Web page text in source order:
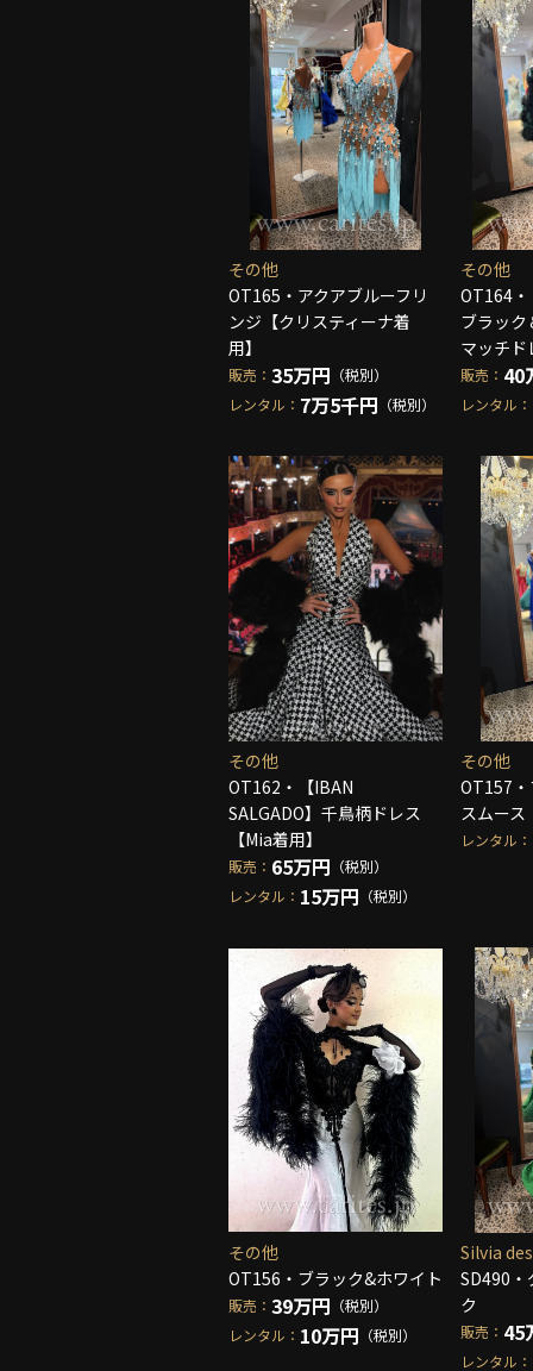
その他
OT165・アクアブルーフリ
ンジ【クリスティーナ着
用】
販売： 35万円 （税別）
レンタル： 7万5千円 （税別）
その他
OT164
ブラック
マッチ
販売： 40
レンタル：
その他
OT162・【IBAN
SALGADO】千鳥柄ドレス
【Mia着用】
販売： 65万円 （税別）
レンタル： 15万円 （税別）
その他
OT157・
スムース
レンタル：
その他
OT156・ブラック&ホワイト
販売： 39万円 （税別）
レンタル： 10万円 （税別）
Silvia
SD490・
ク
販売： 45
レンタル：